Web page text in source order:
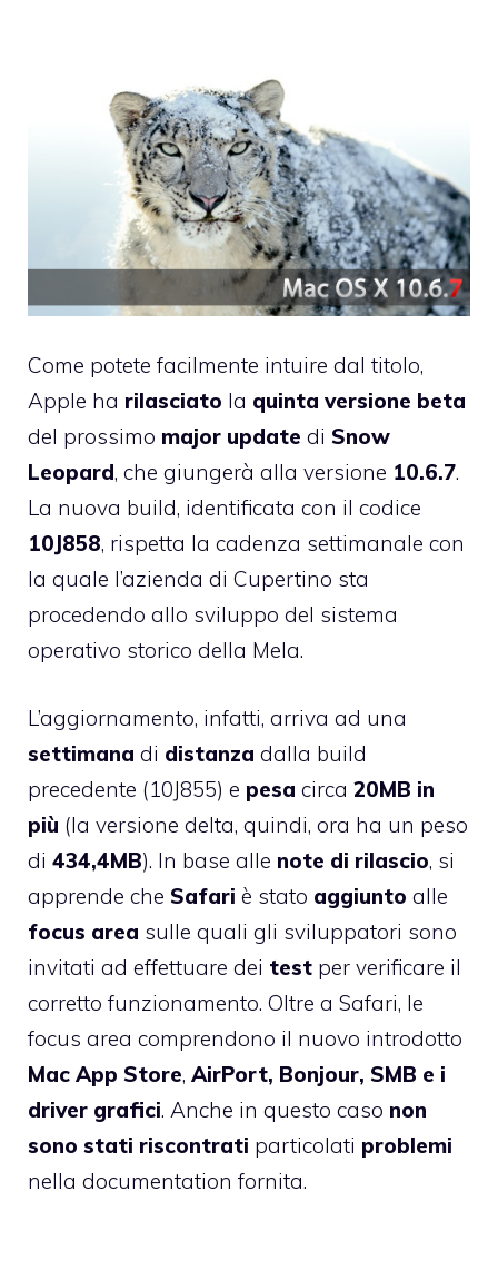
Come potete facilmente intuire dal titolo,
Apple ha rilasciato la quinta versione beta
del prossimo major update di Snow
Leopard, che giungerà alla versione 10.6.7.
La nuova build, identificata con il codice
10J858, rispetta la cadenza settimanale con
la quale l’azienda di Cupertino sta
procedendo allo sviluppo del sistema
operativo storico della Mela.
L’aggiornamento, infatti, arriva ad una
settimana di distanza dalla build
precedente (10J855) e pesa circa 20MB in
più (la versione delta, quindi, ora ha un peso
di 434,4MB). In base alle note di rilascio, si
apprende che Safari è stato aggiunto alle
focus area sulle quali gli sviluppatori sono
invitati ad effettuare dei test per verificare il
corretto funzionamento. Oltre a Safari, le
focus area comprendono il nuovo introdotto
Mac App Store, AirPort, Bonjour, SMB e i
driver grafici. Anche in questo caso non
sono stati riscontrati particolati problemi
nella documentation fornita.